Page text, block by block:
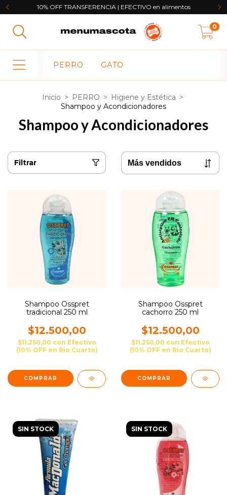
10% OFF TRANSFERENCIA | EFECTIVO en alimentos
0
PERRO GATO
Inicio > PERRO > Higiene y Estética >
Shampoo y Acondicionadores
Shampoo y Acondicionadores
Filtrar
Shampoo Osspret
tradicional 250 ml
$12.500,00
$11.250,00 con Efectivo
(10% OFF en Rio Cuarto)
Shampoo Osspret
cachorro 250 ml
$12.500,00
$11.250,00 con Efectivo
(10% OFF en Rio Cuarto)
SIN STOCK SIN STOCK